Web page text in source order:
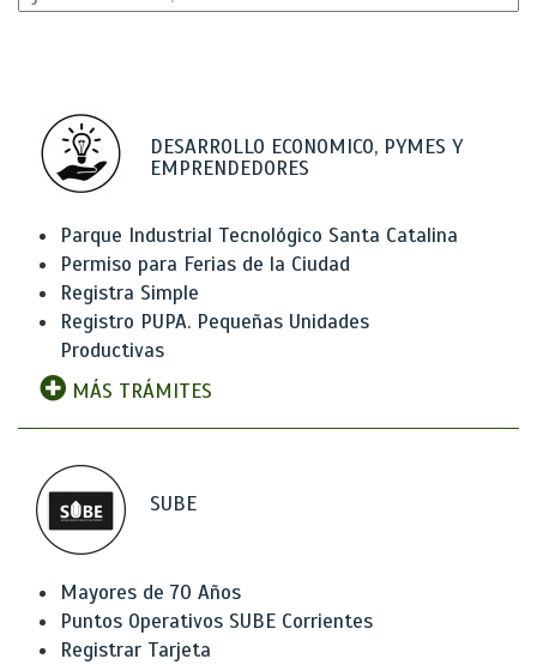
DESARROLLO ECONOMICO, PYMES Y
EMPRENDEDORES
Parque Industrial Tecnológico Santa Catalina
Permiso para Ferias de la Ciudad
Registra Simple
Registro PUPA. Pequeñas Unidades
Productivas
MÁS TRÁMITES
SUBE
Mayores de 70 Años
Puntos Operativos SUBE Corrientes
Registrar Tarjeta